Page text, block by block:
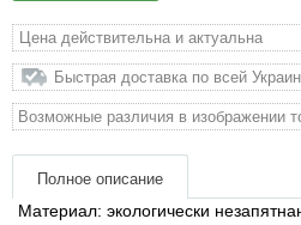
Цена действительна и актуальна
Быстрая доставка по всей
Возможные различия в изображении
Полное описание
Материал: экологически
Товари для гризунів
Товары для лошадей
Товары для людей